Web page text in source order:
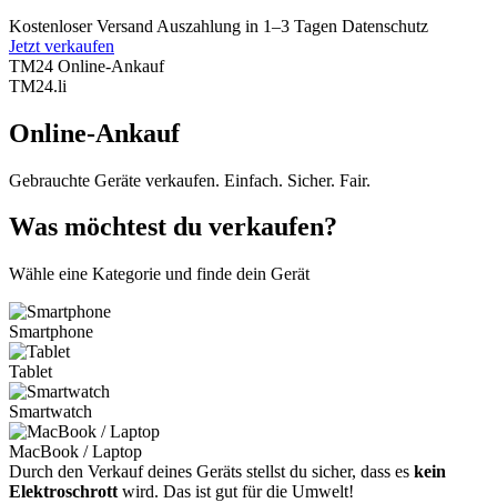
Kostenloser Versand Auszahlung in 1–3 Tagen Datenschutz
Jetzt verkaufen
TM24 Online-Ankauf
TM24.li
Online-Ankauf
Gebrauchte Geräte verkaufen. Einfach. Sicher. Fair.
Was möchtest du verkaufen?
Wähle eine Kategorie und finde dein Gerät
Smartphone
Tablet
Smartwatch
MacBook / Laptop
Durch den Verkauf deines Geräts stellst du sicher, dass es kein
Elektroschrott wird. Das ist gut für die Umwelt!